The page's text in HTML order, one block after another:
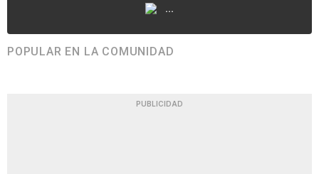
...
POPULAR EN LA COMUNIDAD
PUBLICIDAD